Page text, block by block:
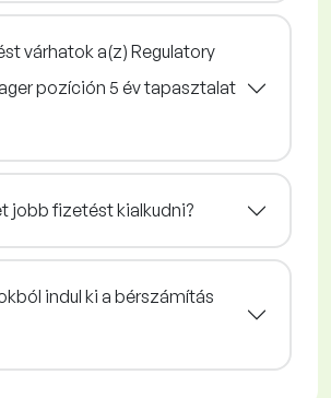
várhatok a(z) Regulatory
pozíción 5 év tapasztalat
jobb fizetést kialkudni?
indul ki a bérszámítás